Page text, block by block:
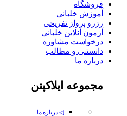
فروشگاه
آموزش خلبانی
رزرو پرواز تفریحی
آزمون آنلاین خلبانی
درخواست مشاوره
دانستنی و مطالب
درباره ما
مجموعه ایلاکپتن
◁ درباره ما